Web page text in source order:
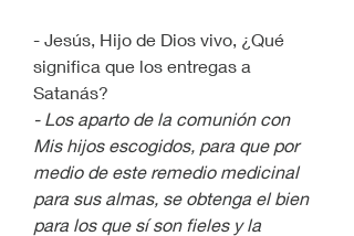
- Jesús, Hijo de Dios vivo, ¿Qué
significa que los entregas a
Satanás?
- Los aparto de la comunión con
Mis hijos escogidos, para que por
medio de este remedio medicinal
para sus almas, se obtenga el bien
para los que sí son fieles y la